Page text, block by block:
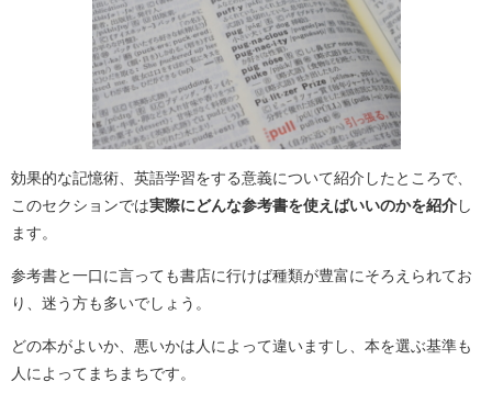
効果的な記憶術、英語学習をする意義について紹介したところで、
このセクションでは実際にどんな参考書を使えばいいのかを紹介 し
ます。
参考書と一口に言っても書店に行けば種類が豊富にそろえられてお
り、迷う方も多いでしょう。
どの本がよいか、悪いかは人によって違いますし、本を選ぶ基準も
人によってまちまちです。